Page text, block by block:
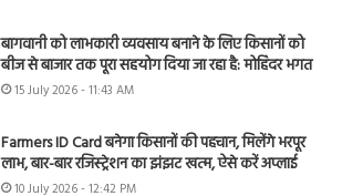
बागवानी को लाभकारी व्यवसाय बनाने के लिए किसानों को
बीज से बाजार तक पूरा सहयोग दिया जा रहा है: मोहिंदर भगत
15 July 2026 - 11:43 AM
Farmers ID Card बनेगा किसानों की पहचान, मिलेंगे भरपूर
लाभ, बार-बार रजिस्ट्रेशन का झंझट खत्म, ऐसे करें अप्लाई
10 July 2026 - 12:42 PM